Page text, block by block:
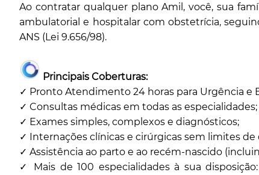
Ao contratar qualquer plano Amil, você, sua
ambulatorial e hospitalar com obstetrícia,
ANS (Lei 9.656/98).
Principais Coberturas:
✓ Pronto Atendimento 24 horas para Urgência e
✓ Consultas médicas em todas as especialidades;
✓ Exames simples, complexos e diagnósticos;
✓ Internações clínicas e cirúrgicas sem limites de
✓ Assistência ao parto e ao recém-nascido
✓ Mais de 100 especialidades à sua